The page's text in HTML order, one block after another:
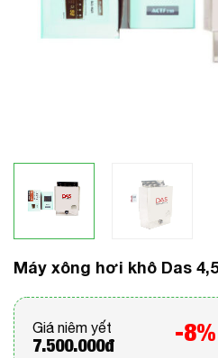
Máy xông hơi khô Das
Giá niêm yết
7.500.000đ -8%